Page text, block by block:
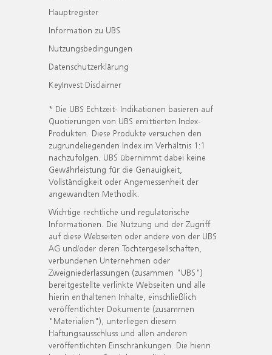
Hauptregister
Information zu UBS
Nutzungsbedingungen
Datenschutzerklärung
KeyInvest Disclaimer
* Die UBS Echtzeit- Indikationen basieren auf
Quotierungen von UBS emittierten Index-
Produkten. Diese Produkte versuchen den
zugrundeliegenden Index im Verhältnis 1:1
nachzufolgen. UBS übernimmt dabei keine
Gewährleistung für die Genauigkeit,
Vollständigkeit oder Angemessenheit der
angewandten Methodik.
Wichtige rechtliche und regulatorische
Informationen. Die Nutzung und der Zugriff
auf diese Webseiten oder andere von der UBS
AG und/oder deren Tochtergesellschaften,
verbundenen Unternehmen oder
Zweigniederlassungen (zusammen "UBS")
bereitgestellte verlinkte Webseiten und alle
hierin enthaltenen Inhalte, einschließlich
veröffentlichter Dokumente (zusammen
"Materialien"), unterliegen diesem
Haftungsausschluss und allen anderen
veröffentlichten Einschränkungen. Die hierin